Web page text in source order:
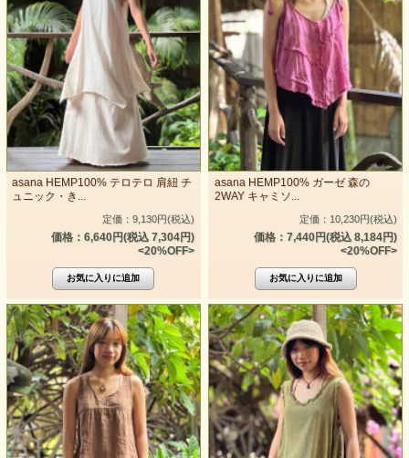
asana HEMP100% テロテロ 肩紐 チ
ュニック・き...
定価：9,130円(税込)
価格：6,640円(税込 7,304円)
<20%OFF>
asana HEMP100% ガーゼ 森の
2WAY キャミソ...
定価：10,230円(税込)
価格：7,440円(税込 8,184円)
<20%OFF>